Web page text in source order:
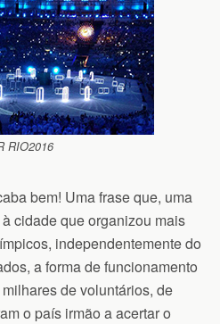
RIO2016
bem! Uma frase que, uma
cidade que organizou mais
independentemente do
a forma de funcionamento
de voluntários, de
o país irmão a acertar o